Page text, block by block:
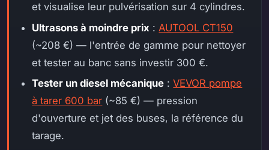
et visualise leur pulvérisation sur 4 cylindres.
Ultrasons à moindre prix : AUTOOL CT150
(~208 €) — l'entrée de gamme pour nettoyer
et tester au banc sans investir 300 €.
Tester un diesel mécanique :VEVOR pompe
à tarer 600 bar (~85 €) — pression
d'ouverture et jet des buses, la référence du
tarage.